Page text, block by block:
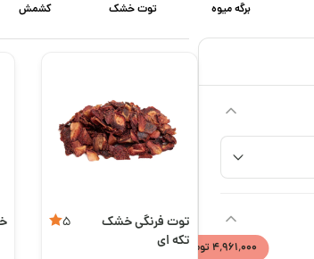
برگه میوه توت خشک کشمش
۴٬۹۶۱٬۰۰۰ تومان
توت‌ فرنگی خشک
تکه‌ ای
5